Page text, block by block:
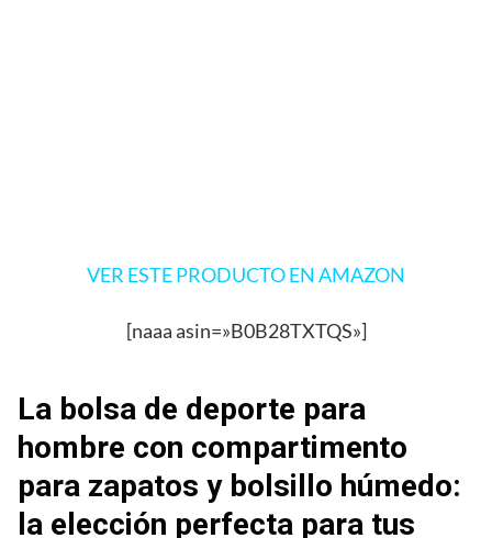
VER ESTE PRODUCTO EN AMAZON
[naaa asin=»B0B28TXTQS»]
La bolsa de deporte para
hombre con compartimento
para zapatos y bolsillo húmedo:
la elección perfecta para tus